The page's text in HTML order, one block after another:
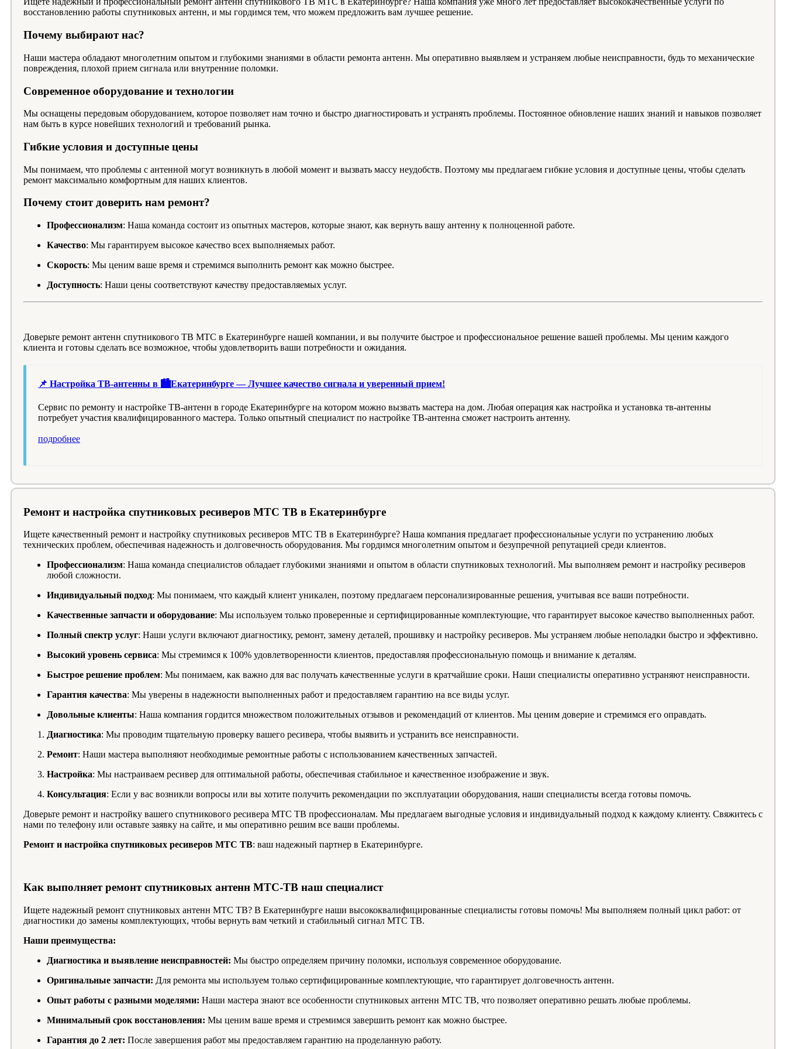
восстановлению работы спутниковых антенн, и мы гордимся тем, что можем предложить вам лучшее решение.
Почему выбирают нас?
Наши мастера обладают многолетним опытом и глубокими знаниями в области ремонта антенн. Мы оперативно выявляем и устраняем любые неисправности, будь то механические
повреждения, плохой прием сигнала или внутренние поломки.
Современное оборудование и технологии
Мы оснащены передовым оборудованием, которое позволяет нам точно и быстро диагностировать и устранять проблемы. Постоянное обновление наших знаний и навыков позволяет
нам быть в курсе новейших технологий и требований рынка.
Гибкие условия и доступные цены
Мы понимаем, что проблемы с антенной могут возникнуть в любой момент и вызвать массу неудобств. Поэтому мы предлагаем гибкие условия и доступные цены, чтобы сделать
ремонт максимально комфортным для наших клиентов.
Почему стоит доверить нам ремонт?
Профессионализм: Наша команда состоит из опытных мастеров, которые знают, как вернуть вашу антенну к полноценной работе.
Качество: Мы гарантируем высокое качество всех выполняемых работ.
Скорость: Мы ценим ваше время и стремимся выполнить ремонт как можно быстрее.
Доступность: Наши цены соответствуют качеству предоставляемых услуг.
Доверьте ремонт антенн спутникового ТВ МТС в Екатеринбурге нашей компании, и вы получите быстрое и профессиональное решение вашей проблемы. Мы ценим каждого
клиента и готовы сделать все возможное, чтобы удовлетворить ваши потребности и ожидания.
📌 Настройка ТВ-антенны в 🏙️Екатеринбурге — Лучшее качество сигнала и уверенный прием!
Сервис по ремонту и настройке ТВ-антенн в городе Екатеринбурге на котором можно вызвать мастера на дом. Любая операция как настройка и установка тв-антенны
потребует участия квалифицированного мастера. Только опытный специалист по настройке ТВ-антенна сможет настроить антенну.
подробнее
Ремонт и настройка спутниковых ресиверов МТС ТВ в Екатеринбурге
Ищете качественный ремонт и настройку спутниковых ресиверов МТС ТВ в Екатеринбурге? Наша компания предлагает профессиональные услуги по устранению любых
технических проблем, обеспечивая надежность и долговечность оборудования. Мы гордимся многолетним опытом и безупречной репутацией среди клиентов.
Профессионализм: Наша команда специалистов обладает глубокими знаниями и опытом в области спутниковых технологий. Мы выполняем ремонт и настройку ресиверов
любой сложности.
Индивидуальный подход: Мы понимаем, что каждый клиент уникален, поэтому предлагаем персонализированные решения, учитывая все ваши потребности.
Качественные запчасти и оборудование: Мы используем только проверенные и сертифицированные комплектующие, что гарантирует высокое качество выполненных работ.
Полный спектр услуг: Наши услуги включают диагностику, ремонт, замену деталей, прошивку и настройку ресиверов. Мы устраняем любые неполадки быстро и эффективно.
Высокий уровень сервиса: Мы стремимся к 100% удовлетворенности клиентов, предоставляя профессиональную помощь и внимание к деталям.
Быстрое решение проблем: Мы понимаем, как важно для вас получать качественные услуги в кратчайшие сроки. Наши специалисты оперативно устраняют неисправности.
Гарантия качества: Мы уверены в надежности выполненных работ и предоставляем гарантию на все виды услуг.
Довольные клиенты: Наша компания гордится множеством положительных отзывов и рекомендаций от клиентов. Мы ценим доверие и стремимся его оправдать.
Диагностика: Мы проводим тщательную проверку вашего ресивера, чтобы выявить и устранить все неисправности.
Ремонт: Наши мастера выполняют необходимые ремонтные работы с использованием качественных запчастей.
Настройка: Мы настраиваем ресивер для оптимальной работы, обеспечивая стабильное и качественное изображение и звук.
Консультация: Если у вас возникли вопросы или вы хотите получить рекомендации по эксплуатации оборудования, наши специалисты всегда готовы помочь.
Доверьте ремонт и настройку вашего спутникового ресивера МТС ТВ профессионалам. Мы предлагаем выгодные условия и индивидуальный подход к каждому клиенту. Свяжитесь с
нами по телефону или оставьте заявку на сайте, и мы оперативно решим все ваши проблемы.
Ремонт и настройка спутниковых ресиверов МТС ТВ: ваш надежный партнер в Екатеринбурге.
Как выполняет ремонт спутниковых антенн МТС-ТВ наш специалист
Ищете надежный ремонт спутниковых антенн МТС ТВ? В Екатеринбурге наши высококвалифицированные специалисты готовы помочь! Мы выполняем полный цикл работ: от
диагностики до замены комплектующих, чтобы вернуть вам четкий и стабильный сигнал МТС ТВ.
Наши преимущества:
Диагностика и выявление неисправностей: Мы быстро определяем причину поломки, используя современное оборудование.
Оригинальные запчасти: Для ремонта мы используем только сертифицированные комплектующие, что гарантирует долговечность антенн.
Опыт работы с разными моделями: Наши мастера знают все особенности спутниковых антенн МТС ТВ, что позволяет оперативно решать любые проблемы.
Минимальный срок восстановления: Мы ценим ваше время и стремимся завершить ремонт как можно быстрее.
Гарантия до 2 лет: После завершения работ мы предоставляем гарантию на проделанную работу.